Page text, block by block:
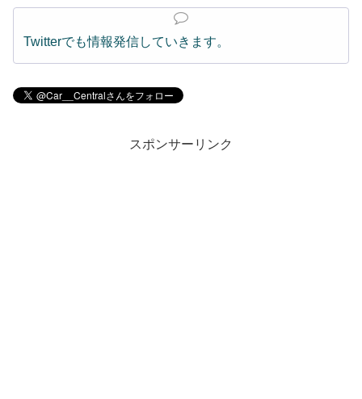
Twitterでも情報発信していきます。
スポンサーリンク